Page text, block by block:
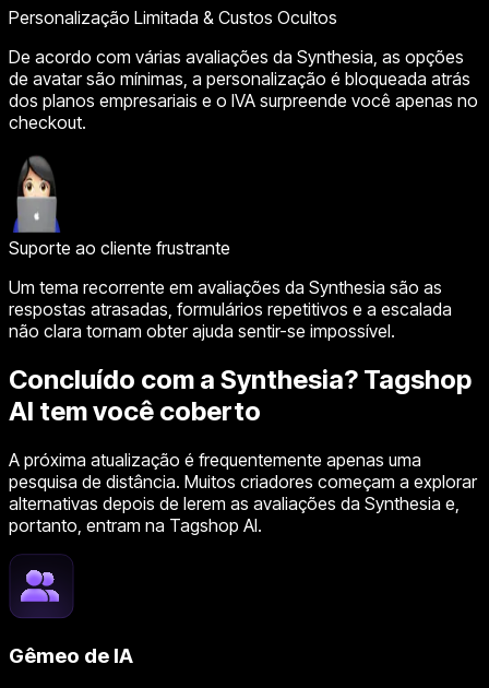
Personalização Limitada & Custos Ocultos
De acordo com várias avaliações da Synthesia, as opções
de avatar são mínimas, a personalização é bloqueada atrás
dos planos empresariais e o IVA surpreende você apenas no
checkout.
Suporte ao cliente frustrante
Um tema recorrente em avaliações da Synthesia são as
respostas atrasadas, formulários repetitivos e a escalada
não clara tornam obter ajuda sentir-se impossível.
Concluído com a Synthesia? Tagshop
AI tem você coberto
A próxima atualização é frequentemente apenas uma
pesquisa de distância. Muitos criadores começam a explorar
alternativas depois de lerem as avaliações da Synthesia e,
portanto, entram na Tagshop AI.
Gêmeo de IA